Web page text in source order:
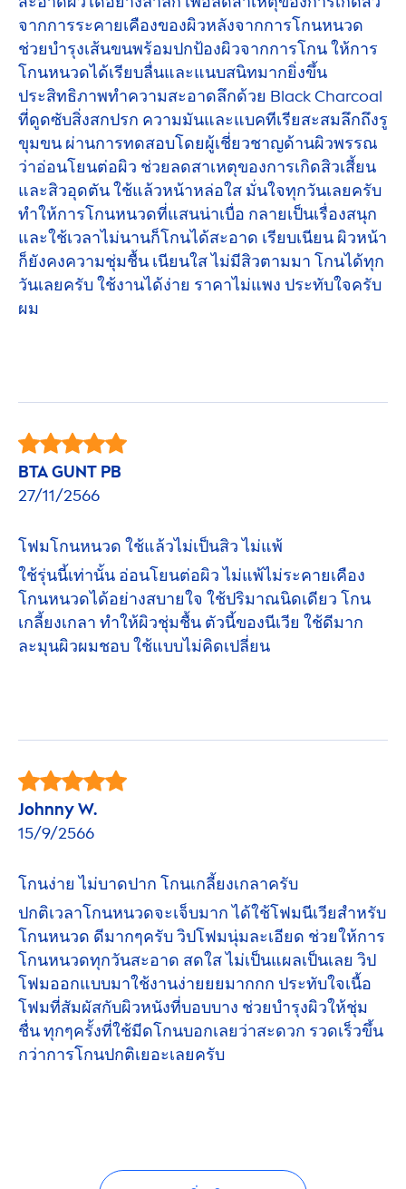
จากการระคายเคืองของผิวหลังจากการโกนหนวด
ช่วยบำรุงเส้นขนพร้อมปกป้องผิวจากการโกน ให้การ
โกนหนวดได้เรียบลื่นและแนบสนิทมากยิ่งขึ้น
ประสิทธิภาพทำความสะอาดลึกด้วย Black Charcoal
ที่ดูดซับสิ่งสกปรก ความมันและแบคทีเรียสะสมลึกถึงรู
ขุมขน ผ่านการทดสอบโดยผู้เชี่ยวชาญด้านผิวพรรณ
ว่าอ่อนโยนต่อผิว ช่วยลดสาเหตุของการเกิดสิวเสี้ยน
และสิวอุดตัน ใช้แล้วหน้าหล่อใส มั่นใจทุกวันเลยครับ
ทำให้การโกนหนวดที่แสนน่าเบื่อ กลายเป็นเรื่องสนุก
และใช้เวลาไม่นานก็โกนได้สะอาด เรียบเนียน ผิวหน้า
ก็ยังคงความชุ่มชื้น เนียนใส ไม่มีสิวตามมา โกนได้ทุก
วันเลยครับ ใช้งานได้ง่าย ราคาไม่แพง ประทับใจครับ
ผม
BTA GUNT PB
27/11/2566
โฟมโกนหนวด ใช้แล้วไม่เป็นสิว ไม่แพ้
ใช้รุ่นนี้เท่านั้น อ่อนโยนต่อผิว ไม่แพ้ไม่ระคายเคือง
โกนหนวดได้อย่างสบายใจ ใช้ปริมาณนิดเดียว โกน
เกลี้ยงเกลา ทำให้ผิวชุ่มชื้น ตัวนี้ของนีเวีย ใช้ดีมาก
ละมุนผิวผมชอบ ใช้แบบไม่คิดเปลี่ยน
Johnny W.
15/9/2566
โกนง่าย ไม่บาดปาก โกนเกลี้ยงเกลาครับ
ปกติเวลาโกนหนวดจะเจ็บมาก ได้ใช้โฟมนีเวียสำหรับ
โกนหนวด ดีมากๆครับ วิปโฟมนุ่มละเอียด ช่วยให้การ
โกนหนวดทุกวันสะอาด สดใส ไม่เป็นแผลเป็นเลย วิป
โฟมออกแบบมาใช้งานง่ายยยมากกก ประทับใจเนื้อ
โฟมที่สัมผัสกับผิวหนังที่บอบบาง ช่วยบำรุงผิวให้ชุ่ม
ชื่น ทุกๆครั้งที่ใช้มีดโกนบอกเลยว่าสะดวก รวดเร็วขึ้น
กว่าการโกนปกติเยอะเลยครับ